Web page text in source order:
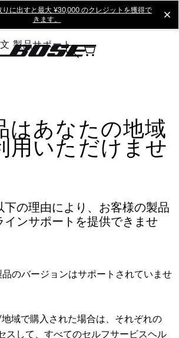
りに出すと最大 ¥30,000 のクレジットを獲得で
きます。
製品サポート
はあなたの地域
用いただけませ
下の理由により、お客様の製品
インサポートを提供できませ
品のバージョンはサポートされていませ
域で購入された場合は、それぞれの
スして、すべてのセルフサービスヘル